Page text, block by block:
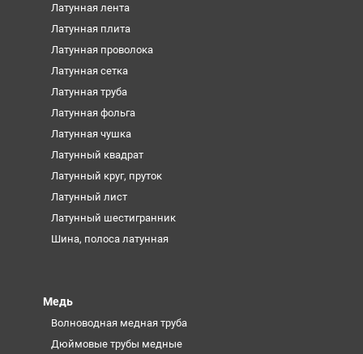
Латунная лента
Латунная плита
Латунная проволока
Латунная сетка
Латунная труба
Латунная фольга
Латунная чушка
Латунный квадрат
Латунный круг, пруток
Латунный лист
Латунный шестигранник
Шина, полоса латунная
Медь
Волноводная медная труба
Дюймовые трубы медные